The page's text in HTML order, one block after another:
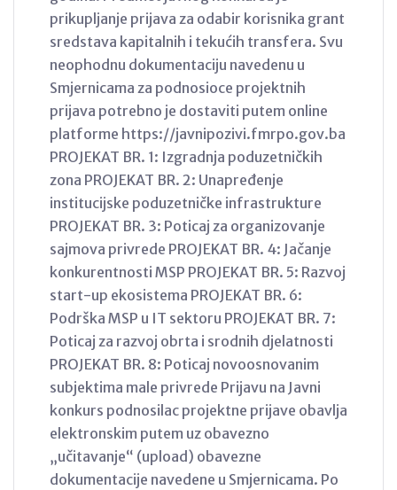
prikupljanje prijava za odabir korisnika grant
sredstava kapitalnih i tekućih transfera. Svu
neophodnu dokumentaciju navedenu u
Smjernicama za podnosioce projektnih
prijava potrebno je dostaviti putem online
platforme https://javnipozivi.fmrpo.gov.ba
PROJEKAT BR. 1: Izgradnja poduzetničkih
zona PROJEKAT BR. 2: Unapređenje
institucijske poduzetničke infrastrukture
PROJEKAT BR. 3: Poticaj za organizovanje
sajmova privrede PROJEKAT BR. 4: Jačanje
konkurentnosti MSP PROJEKAT BR. 5: Razvoj
start-up ekosistema PROJEKAT BR. 6:
Podrška MSP u IT sektoru PROJEKAT BR. 7:
Poticaj za razvoj obrta i srodnih djelatnosti
PROJEKAT BR. 8: Poticaj novoosnovanim
subjektima male privrede Prijavu na Javni
konkurs podnosilac projektne prijave obavlja
elektronskim putem uz obavezno
„učitavanje“ (upload) obavezne
dokumentacije navedene u Smjernicama. Po